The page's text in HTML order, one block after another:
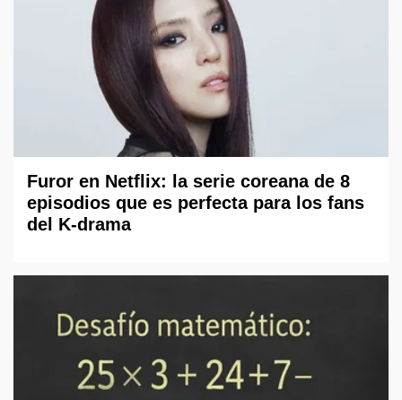
Furor en Netflix: la serie coreana de 8
episodios que es perfecta para los fans
del K-drama